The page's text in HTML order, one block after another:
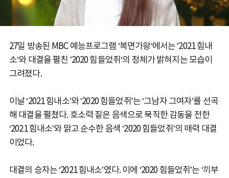
27일 방송된 MBC 예능프로그램 ‘복면가왕‘에서는 ’2021 힘내
소‘와 대결을 펼친 ’2020 힘들었쥐‘의 정체가 밝혀지는 모습이
그려졌다.
이날 ‘2021 힘내소’와 ‘2020 힘들었쥐’는 ‘그남자 그여자’를 선곡
해 대결을 펼쳤다. 호소력 짙은 음색으로 묵직한 감동을 전한
‘2021 힘내소’와 맑고 순수한 음색 ‘2020 힘들었쥐’의 매력 대결
이었다.
대결의 승자는 ‘2021 힘내소’였다. 이에 ‘2020 힘들었쥐’는 ‘끼부